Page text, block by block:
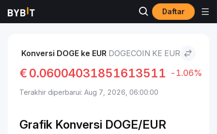
Daftar
Pasar Dogecoin to EUR
Konversi DOGE ke EUR DOGECOIN KE EUR
€ 0.06004031851613511 -1.06%
Terakhir diperbarui: Aug 7, 2026, 06:00:00
Grafik Konversi DOGE/EUR